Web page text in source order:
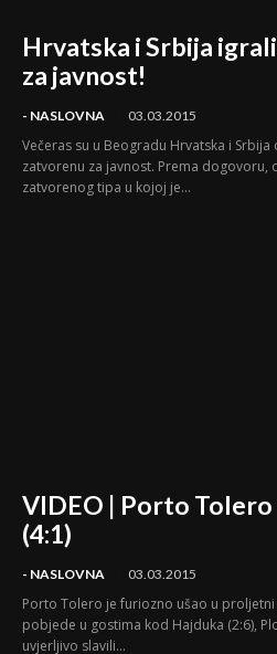
Hrvatska i Srbija
za javnost!
- NASLOVNA 03.03.2015
Večeras su u Beogradu Hrvatska i
zatvorenu za javnost. Prema dogovoru,
zatvorenog tipa u kojoj je...
VIDEO | Porto Tolero
(4:1)
- NASLOVNA 03.03.2015
Porto Tolero je furiozno ušao u
pobjede u gostima kod Hajduka (2:6),
uvjerljivo slavili...